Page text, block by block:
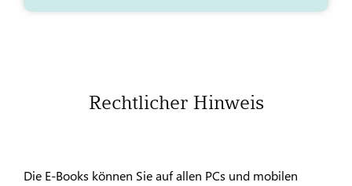
Rechtlicher Hinweis
Die E-Books können Sie auf allen PCs und mobilen